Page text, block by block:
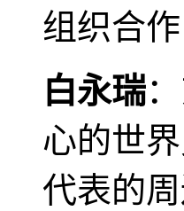
组织合
白永瑞
心的世
代表的